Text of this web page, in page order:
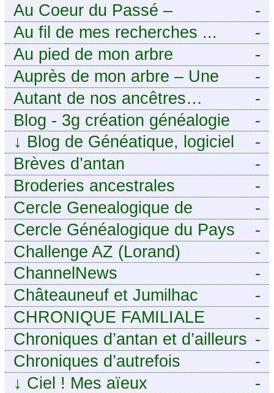
-
Au Coeur du Passé –
Généalogie Familiale
-
Au fil de mes recherches ...
-
Au pied de mon arbre
-
Auprès de mon arbre – Une
histoire de racines
-
Autant de nos ancêtres…
-
Blog - 3g création généalogie
-
↓ Blog de Généatique, logiciel
de généalogie
-
Brèves d’antan
-
Broderies ancestrales
-
Cercle Genealogique de
l’Aveyron
-
Cercle Généalogique du Pays
de Caux - Seine-Maritime
-
Challenge AZ (Lorand)
-
ChannelNews
-
Châteauneuf et Jumilhac
-
CHRONIQUE FAMILIALE
-
Chroniques d’antan et d’ailleurs
-
Chroniques d’autrefois
-
↓ Ciel ! Mes aïeux